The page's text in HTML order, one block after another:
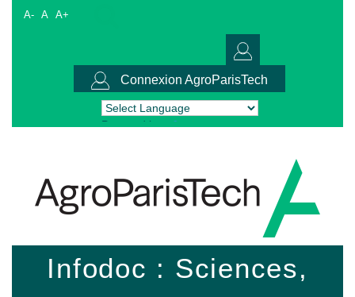
A- A A+
Connexion AgroParisTech
Powered by Translate
Infodoc : Sciences,